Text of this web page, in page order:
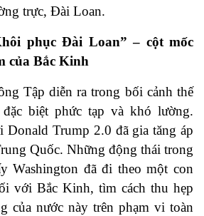
trực, Đài Loan.
phục Đài Loan” – cột mốc
của Bắc Kinh
Tập diễn ra trong bối cảnh thế
biệt phức tạp và khó lường.
Trump 2.0 đã gia tăng áp
Quốc. Những động thái trong
Washington đã đi theo một con
với Bắc Kinh, tìm cách thu hẹp
của nước này trên phạm vi toàn